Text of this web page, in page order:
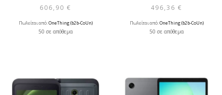
606,90 €
Πωλείται από:OneThing (b2b-CoUn)
50 σε απόθεμα
496,36 €
Πωλείται από:OneThing (b2b-CoUn)
50 σε απόθεμα